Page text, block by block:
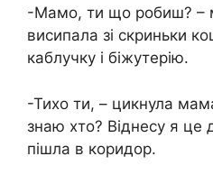
-Мамо, ти що робиш? –
висипала зі скриньки
каблучку і біжутерію.
-Тихо ти, – цикнула
знаю хто? Віднесу я це
пішла в коридор.